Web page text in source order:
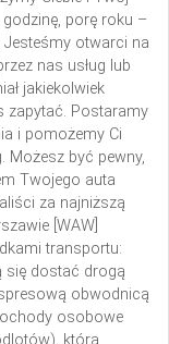
porę roku –
otwarci na
nas usług lub
jakiekolwiek
zapytać. Postaramy
i pomożemy Ci
Możesz być pewny,
Twojego auta
za najniższą
[WAW]
transportu:
się dostać drogą
obwodnicą
osobowe
która